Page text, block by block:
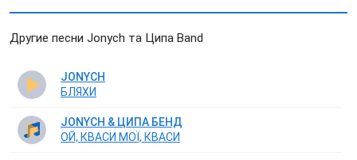
Другие песни Jonych та Ципа Band
JONYCH
БЛЯХИ
JONYCH & ЦИПА БЕНД
ОЙ, КВАСИ МОЇ, КВАСИ